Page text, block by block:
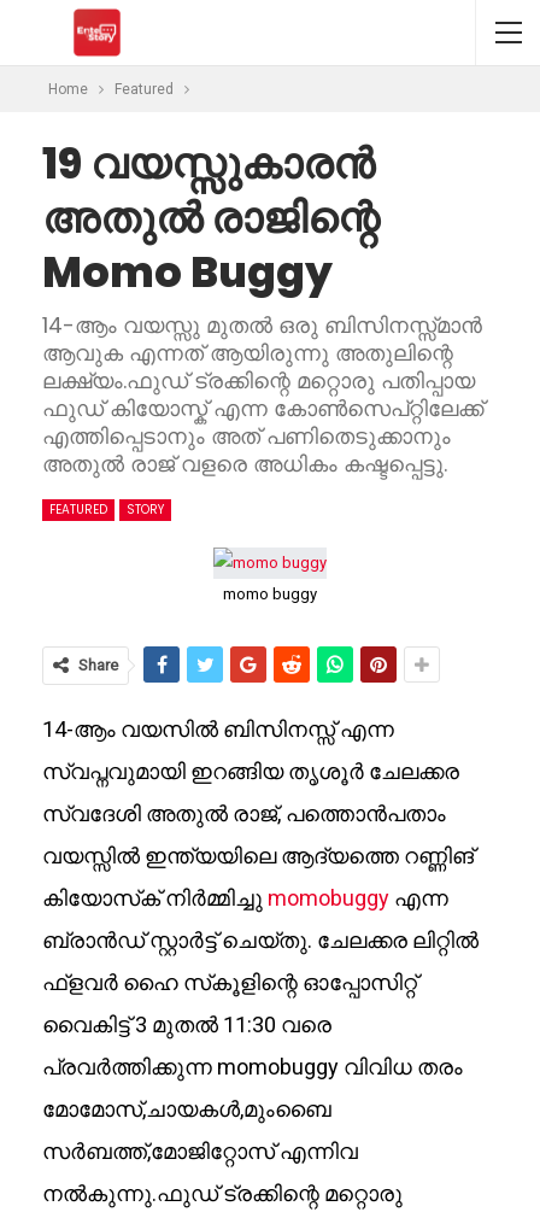
Home Featured
19 വയസ്സുകാരൻ
അതുൽ രാജിന്റെ
Momo Buggy
14-ആം വയസ്സു മുതൽ ഒരു ബിസിനസ്സ്മാൻ
ആവുക എന്നത് ആയിരുന്നു അതുലിന്റെ
ലക്ഷ്യം.ഫുഡ് ട്രക്കിന്റെ മറ്റൊരു പതിപ്പായ
ഫുഡ് കിയോസ്ക് എന്ന കോൺസെപ്റ്റിലേക്ക്
എത്തിപ്പെടാനും അത് പണിതെടുക്കാനും
അതുൽ രാജ് വളരെ അധികം കഷ്ടപ്പെട്ടു.
FEATURED STORY
momo buggy
Share
14-ആം വയസിൽ ബിസിനസ്സ് എന്ന
സ്വപ്നവുമായി ഇറങ്ങിയ തൃശൂർ ചേലക്കര
സ്വദേശി അതുൽ രാജ്, പത്തൊൻപതാം
വയസ്സിൽ ഇന്ത്യയിലെ ആദ്യത്തെ റണ്ണിങ്
കിയോസ്‌ക് നിർമ്മിച്ചു momobuggy എന്ന
ബ്രാൻഡ് സ്റ്റാർട്ട് ചെയ്തു. ചേലക്കര ലിറ്റിൽ
ഫ്‌ളവർ ഹൈ സ്‌കൂളിന്റെ ഓപ്പോസിറ്റ്
വൈകിട്ട് 3 മുതൽ 11:30 വരെ
പ്രവർത്തിക്കുന്ന momobuggy വിവിധ തരം
മോമോസ്,ചായകൾ,മുംബൈ
സർബത്ത്,മോജിറ്റോസ് എന്നിവ
നൽകുന്നു.ഫുഡ് ട്രക്കിന്റെ മറ്റൊരു